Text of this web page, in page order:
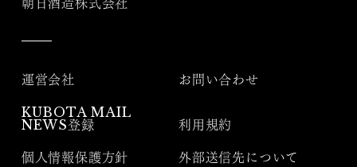
朝日酒造株式会社
運営会社 お問い合わせ
KUBOTA MAIL
NEWS登録
利用規約
個人情報保護方針 外部送信先について